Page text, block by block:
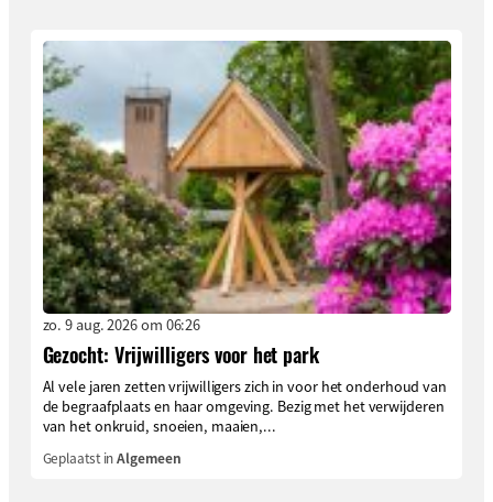
zo. 9 aug. 2026 om 06:26
Gezocht: Vrijwilligers voor het park
Al vele jaren zetten vrijwilligers zich in voor het onderhoud van
de begraafplaats en haar omgeving. Bezig met het verwijderen
van het onkruid, snoeien, maaien,...
Geplaatst inAlgemeen